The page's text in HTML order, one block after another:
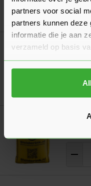
partners voor social
partners kunnen deze
informatie die je aan
verzameld op basis
Dé